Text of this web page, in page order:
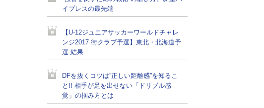
イプレスの最先端
【U-12ジュニアサッカーワールドチャレ
ンジ2017 街クラブ予選】東北・北海道予
選 結果
DFを抜くコツは”正しい距離感”を知るこ
と!! 相手が足を出せない「ドリブル感
覚」の掴み方とは